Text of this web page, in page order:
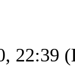
22:39